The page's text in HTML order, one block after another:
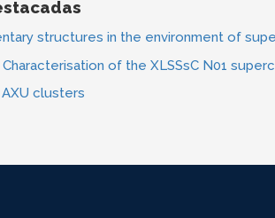
structures in the environment of
Characterisation of the XLSSsC N01
clusters